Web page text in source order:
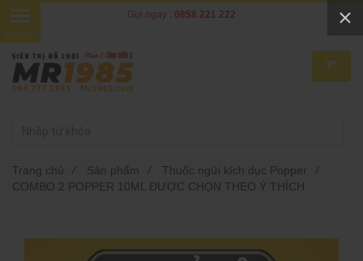
Trang chủ / Sản phẩm / Thuốc ngửi kích dục Popper
/
COMBO 2 POPPER 10ML ĐƯỢC CHỌN THEO Ý THÍCH
Gọi ngay : 0858 221 222
0